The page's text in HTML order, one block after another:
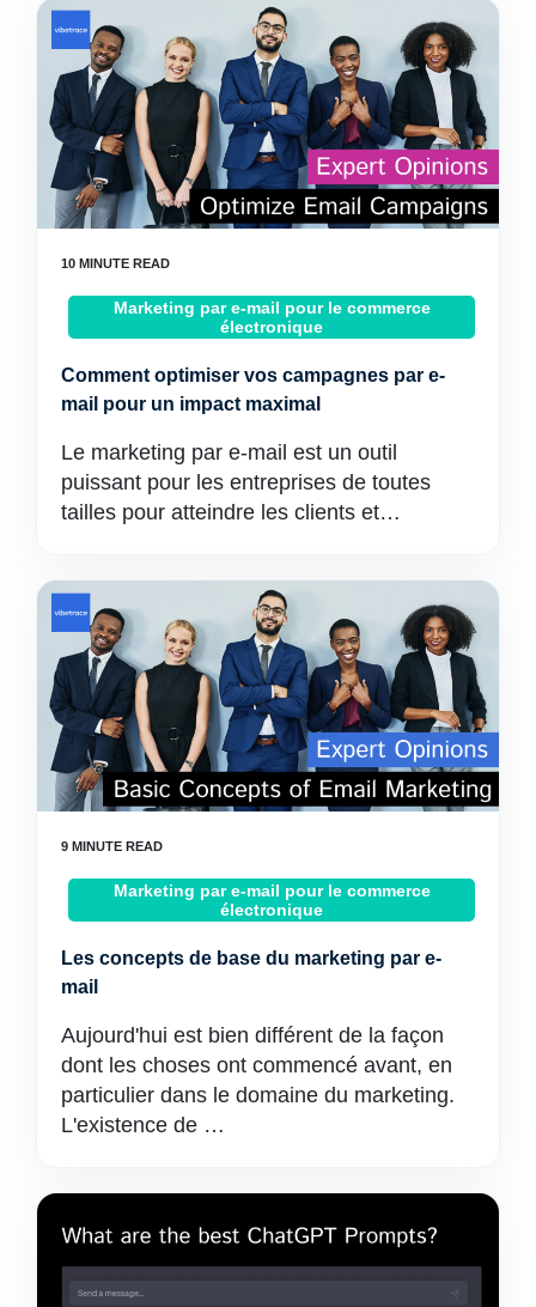
Marketing par e-mail pour le commerce
électronique
Comment optimiser vos campagnes par e-
mail pour un impact maximal
Le marketing par e-mail est un outil
puissant pour les entreprises de toutes
tailles pour atteindre les clients et…
Marketing par e-mail pour le commerce
électronique
Les concepts de base du marketing par e-
mail
Aujourd'hui est bien différent de la façon
dont les choses ont commencé avant, en
particulier dans le domaine du marketing.
L'existence de …